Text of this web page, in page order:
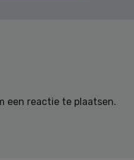
een reactie te plaatsen.